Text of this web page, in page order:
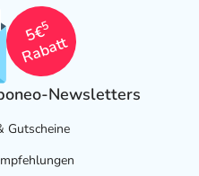
5€
5
Rabatt
Newsletters
Gutscheine